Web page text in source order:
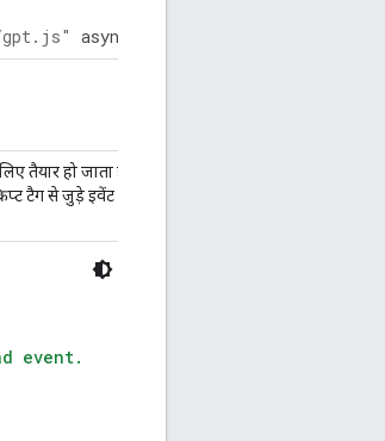
gpt.js" async
तैयार हो जाता है. ऐसा
टैग से जुड़े इवेंट
event.